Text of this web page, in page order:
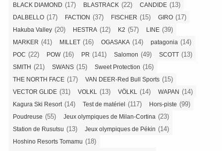
BLACK DIAMOND (17) BLASTRACK (22) CANDIDE (13)
DALBELLO (17) FACTION (37) FISCHER (15) GIRO (17)
Hakuba Valley (20) HESTRA (12) K2 (57) LINE (39)
MARKER (41) MILLET (16) OGASAKA (14) patagonia (14)
POC (22) POW(16) PR (141) Salomon (49) SCOTT (13)
SMITH (21) SWANS (15) Sweet Protection (16)
THE NORTH FACE (17) VAN DEER-Red Bull Sports (15)
VECTOR GLIDE (31) VOLKL (13) VÖLKL (14) WAPAN (14)
Kagura Ski Resort(14) Test de matériel (117) Hors-piste (99)
Poudreuse (55) Jeux olympiques de Milan-Cortina (23)
Station de Rusutsu (13) Jeux olympiques de Pékin (14)
Hoshino Resorts Tomamu (18)